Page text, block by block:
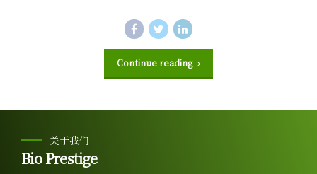
Continue reading
关于我们
Bio Prestige